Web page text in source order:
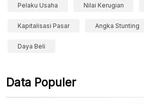
Pelaku Usaha Nilai Kerugian
Kapitalisasi Pasar Angka Stunting
Daya Beli
Data Populer